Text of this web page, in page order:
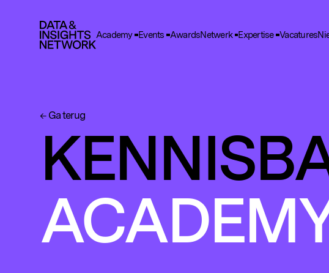
Academy Events AwardsNetwerk Expertise Vacatures
Ga terug
gegevens worden
Tracking
Deze worden